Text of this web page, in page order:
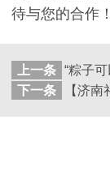
待与您的合作！
上一条
下一条